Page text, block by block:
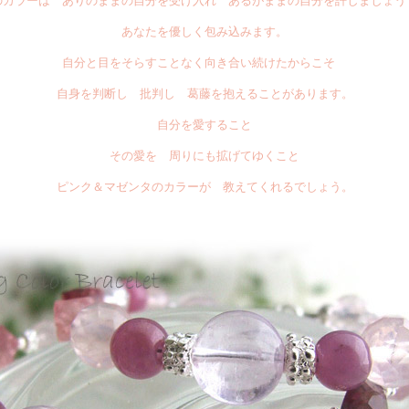
あなたを優しく包み込みます。
自分と目をそらすことなく向き合い続けたからこそ
自身を判断し 批判し 葛藤を抱えることがあります。
自分を愛すること
その愛を 周りにも拡げてゆくこと
ピンク＆マゼンタのカラーが 教えてくれるでしょう。